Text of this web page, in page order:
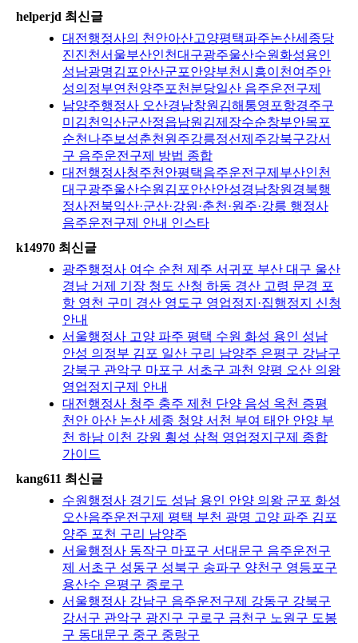
helperjd 최신글
대전행정사의 천안아산고양평택파주논산세종당
진진천서울부산인천대구광주울산수원화성용인
성남광명김포안산군포안양부천시흥이천여주안
성의정부연천양주포천분당일산 음주운전구제
남양주행정사 오산경남창원김해통영포항경주구
미김천익산군산정읍남원김제장수순창부안목포
순천나주보성춘천원주강릉정선제주강북구강서
구 음주운전구제 방법 종합
대전행정사청주천안평택음주운전구제부산인천
대구광주울산수원김포안산안성경남창원경북행
정사전북익산·군산·강원·춘천·원주·강릉 행정사
음주운전구제 안내 인스타
k14970 최신글
광주행정사 여수 순천 제주 서귀포 부산 대구 울산
경남 거제 기장 청도 산청 하동 경산 고령 문경 포
항 영천 구미 경산 영도구 영업정지·집행정지 신청
안내
서울행정사 고양 파주 평택 수원 화성 용인 성남
안성 의정부 김포 일산 구리 남양주 은평구 강남구
강북구 관악구 마포구 서초구 과천 양평 오산 의왕
영업정지구제 안내
대전행정사 청주 충주 제천 단양 음성 옥천 증평
천안 아산 논산 세종 청양 서천 부여 태안 안양 부
천 하남 이천 강원 횡성 삼척 영업정지구제 종합
가이드
kang611 최신글
수원행정사 경기도 성남 용인 안양 의왕 군포 화성
오산음주운전구제 평택 부천 광명 고양 파주 김포
양주 포천 구리 남양주
서울행정사 동작구 마포구 서대문구 음주운전구
제 서초구 성동구 성북구 송파구 양천구 영등포구
용산수 은평구 종로구
서울행정사 강남구 음주운전구제 강동구 강북구
강서구 관악구 광진구 구로구 금천구 노원구 도봉
구 동대문구 중구 중랑구